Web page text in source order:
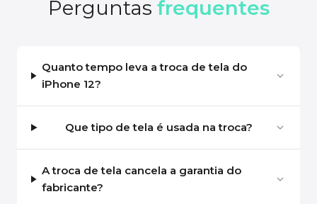
Perguntas frequentes
Quanto tempo leva a troca de tela do
iPhone 12?
Que tipo de tela é usada na troca?
A troca de tela cancela a garantia do
fabricante?